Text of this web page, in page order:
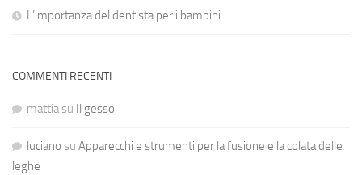
L’importanza del dentista per i bambini
COMMENTI RECENTI
mattiasu Il gesso
luciano su Apparecchi e strumenti per la fusione e la colata delle
leghe